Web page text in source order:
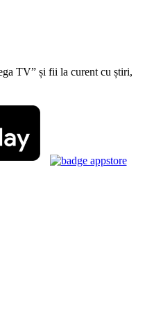
TV” și fii la curent cu știri,